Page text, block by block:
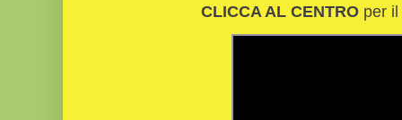
CLICCA AL CENTRO per